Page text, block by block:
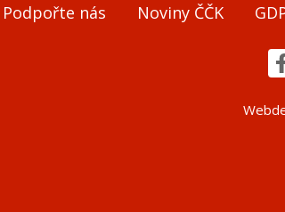
Podpořte nás Noviny ČČK